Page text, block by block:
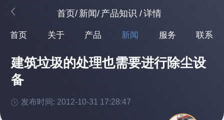
首页/ 新闻/ 产品知识 /详情
首页 关于 产品 新闻 服务 联系
建筑垃圾的处理也需要进行除尘设
备
发布时间: 2012-10-31 17:28:47